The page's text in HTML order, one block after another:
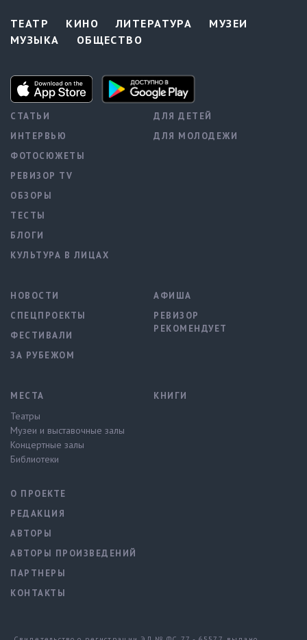
ТЕАТР КИНО ЛИТЕРАТУРА
МУЗЕИ
МУЗЫКА
ОБЩЕСТВО
СТАТЬИ
ИНТЕРВЬЮ
ФОТОСЮЖЕТЫ
РЕВИЗОР TV
ОБЗОРЫ
ТЕСТЫ
БЛОГИ
КУЛЬТУРА В ЛИЦАХ
ДЛЯ ДЕТЕЙ
ДЛЯ МОЛОДЕЖИ
НОВОСТИ
СПЕЦПРОЕКТЫ
ФЕСТИВАЛИ
ЗА РУБЕЖОМ
АФИША
РЕВИЗОР
РЕКОМЕНДУЕТ
МЕСТА
Театры
Музеи и выставочные залы
Концертные залы
Библиотеки
КНИГИ
О ПРОЕКТЕ
РЕДАКЦИЯ
АВТОРЫ
АВТОРЫ ПРОИЗВЕДЕНИЙ
ПАРТНЕРЫ
КОНТАКТЫ